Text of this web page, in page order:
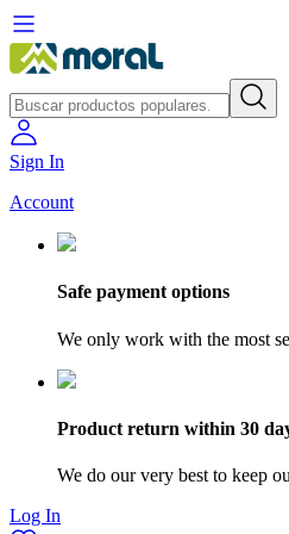
Sign In
Account
Safe payment options
We only work with the most
Product return within 30
We do our very best to keep
Log In